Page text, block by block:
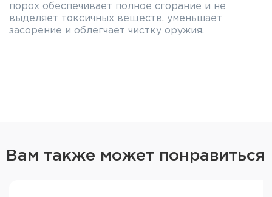
порох обеспечивает полное сгорание и не
выделяет токсичных веществ, уменьшает
засорение и облегчает чистку оружия.
Вам также может понравиться